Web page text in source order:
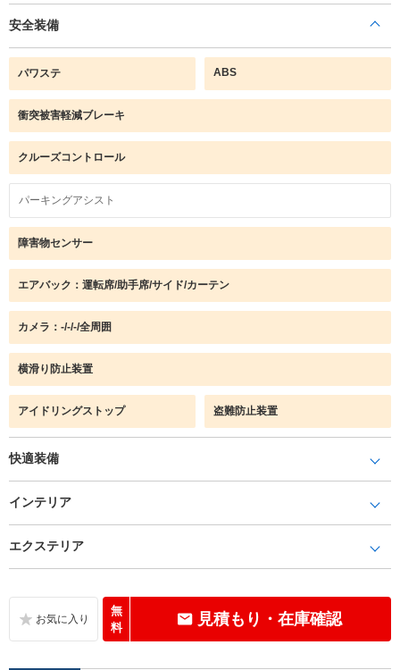
安全装備
パワステ ABS
衝突被害軽減ブレーキ
クルーズコントロール
パーキングアシスト
障害物センサー
エアバック：運転席/助手席/サイド/カーテン
カメラ：-/-/-/全周囲
横滑り防止装置
アイドリングストップ 盗難防止装置
快適装備
インテリア
エクステリア
無
料
見積もり・在庫確認